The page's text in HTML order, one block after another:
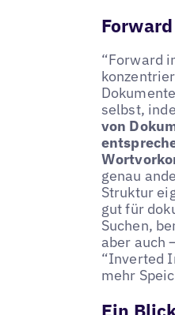
“Forward
selbst,
von
genau
Struktur
gut für
Suchen,
aber auch
“Inverted
mehr